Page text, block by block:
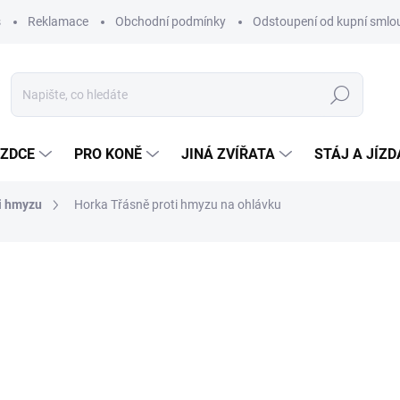
Reklamace Obchodní podmínky Odstoupení od kupní
Hledat
PRO KONĚ JINÁ ZVÍŘATA STÁJ A
hmyzu Horka Třásně proti hmyzu na ohlávku